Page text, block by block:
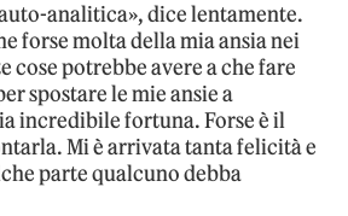
analitica», dice lentamente.
forse molta della mia ansia nei
cose potrebbe avere a che fare
spostare le mie ansie a
incredibile fortuna. Forse è il
Mi è arrivata tanta felicità e
parte qualcuno debba